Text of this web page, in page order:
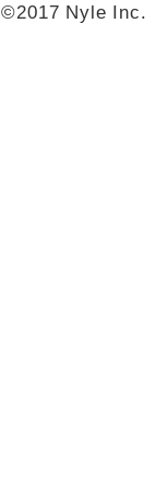
©2017 Nyle Inc.